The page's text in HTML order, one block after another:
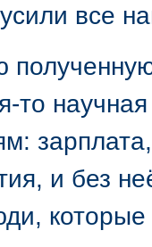
все
то
и без